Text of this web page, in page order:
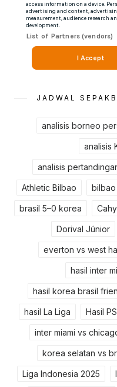
JADWAL
analisis borneo
analisis
analisis
Athletic Bilbao
brasil 5–0 korea
Dorival Júnior
everton vs west
hasil inter
hasil korea brasil
hasil La Liga Hasil
inter miami vs
korea selatan vs
Liga Indonesia 2025